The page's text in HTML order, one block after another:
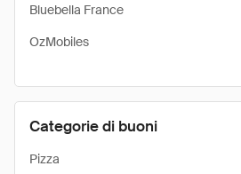
Bluebella France
OzMobiles
Categorie di buoni
Pizza